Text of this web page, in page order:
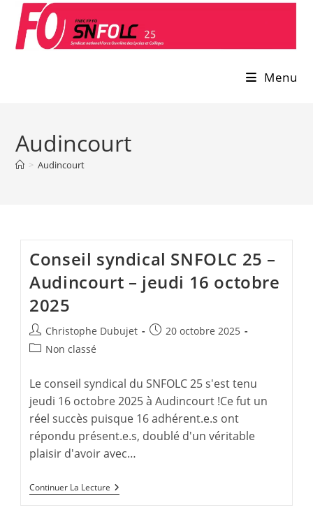
content
Menu
Audincourt
> Audincourt
Conseil syndical SNFOLC 25 –
Audincourt – jeudi 16 octobre
2025
Auteur/autrice
de
Christophe Dubujet
Publication
20 octobre 2025
PostNon classé
Le conseil syndical du SNFOLC 25 s'est tenu
jeudi 16 octobre 2025 à Audincourt !Ce fut un
réel succès puisque 16 adhérent.e.s ont
répondu présent.e.s, doublé d'un véritable
plaisir d'avoir avec…
Continuer La Lecture Conseil
Syndical